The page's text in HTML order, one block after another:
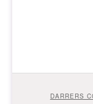
DARRERS